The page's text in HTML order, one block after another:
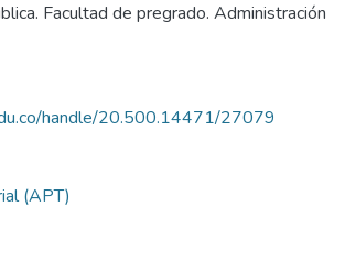
Facultad de pregrado. Administración
handle/20.500.14471/27079
(APT)